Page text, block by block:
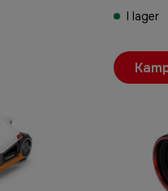
I lager